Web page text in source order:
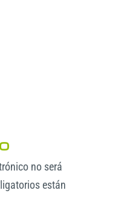
no será
están